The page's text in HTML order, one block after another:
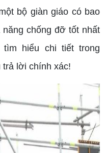
bộ giàn giáo có bao
chống đỡ tốt nhất
tìm hiểu chi tiết trong
lời chính xác!